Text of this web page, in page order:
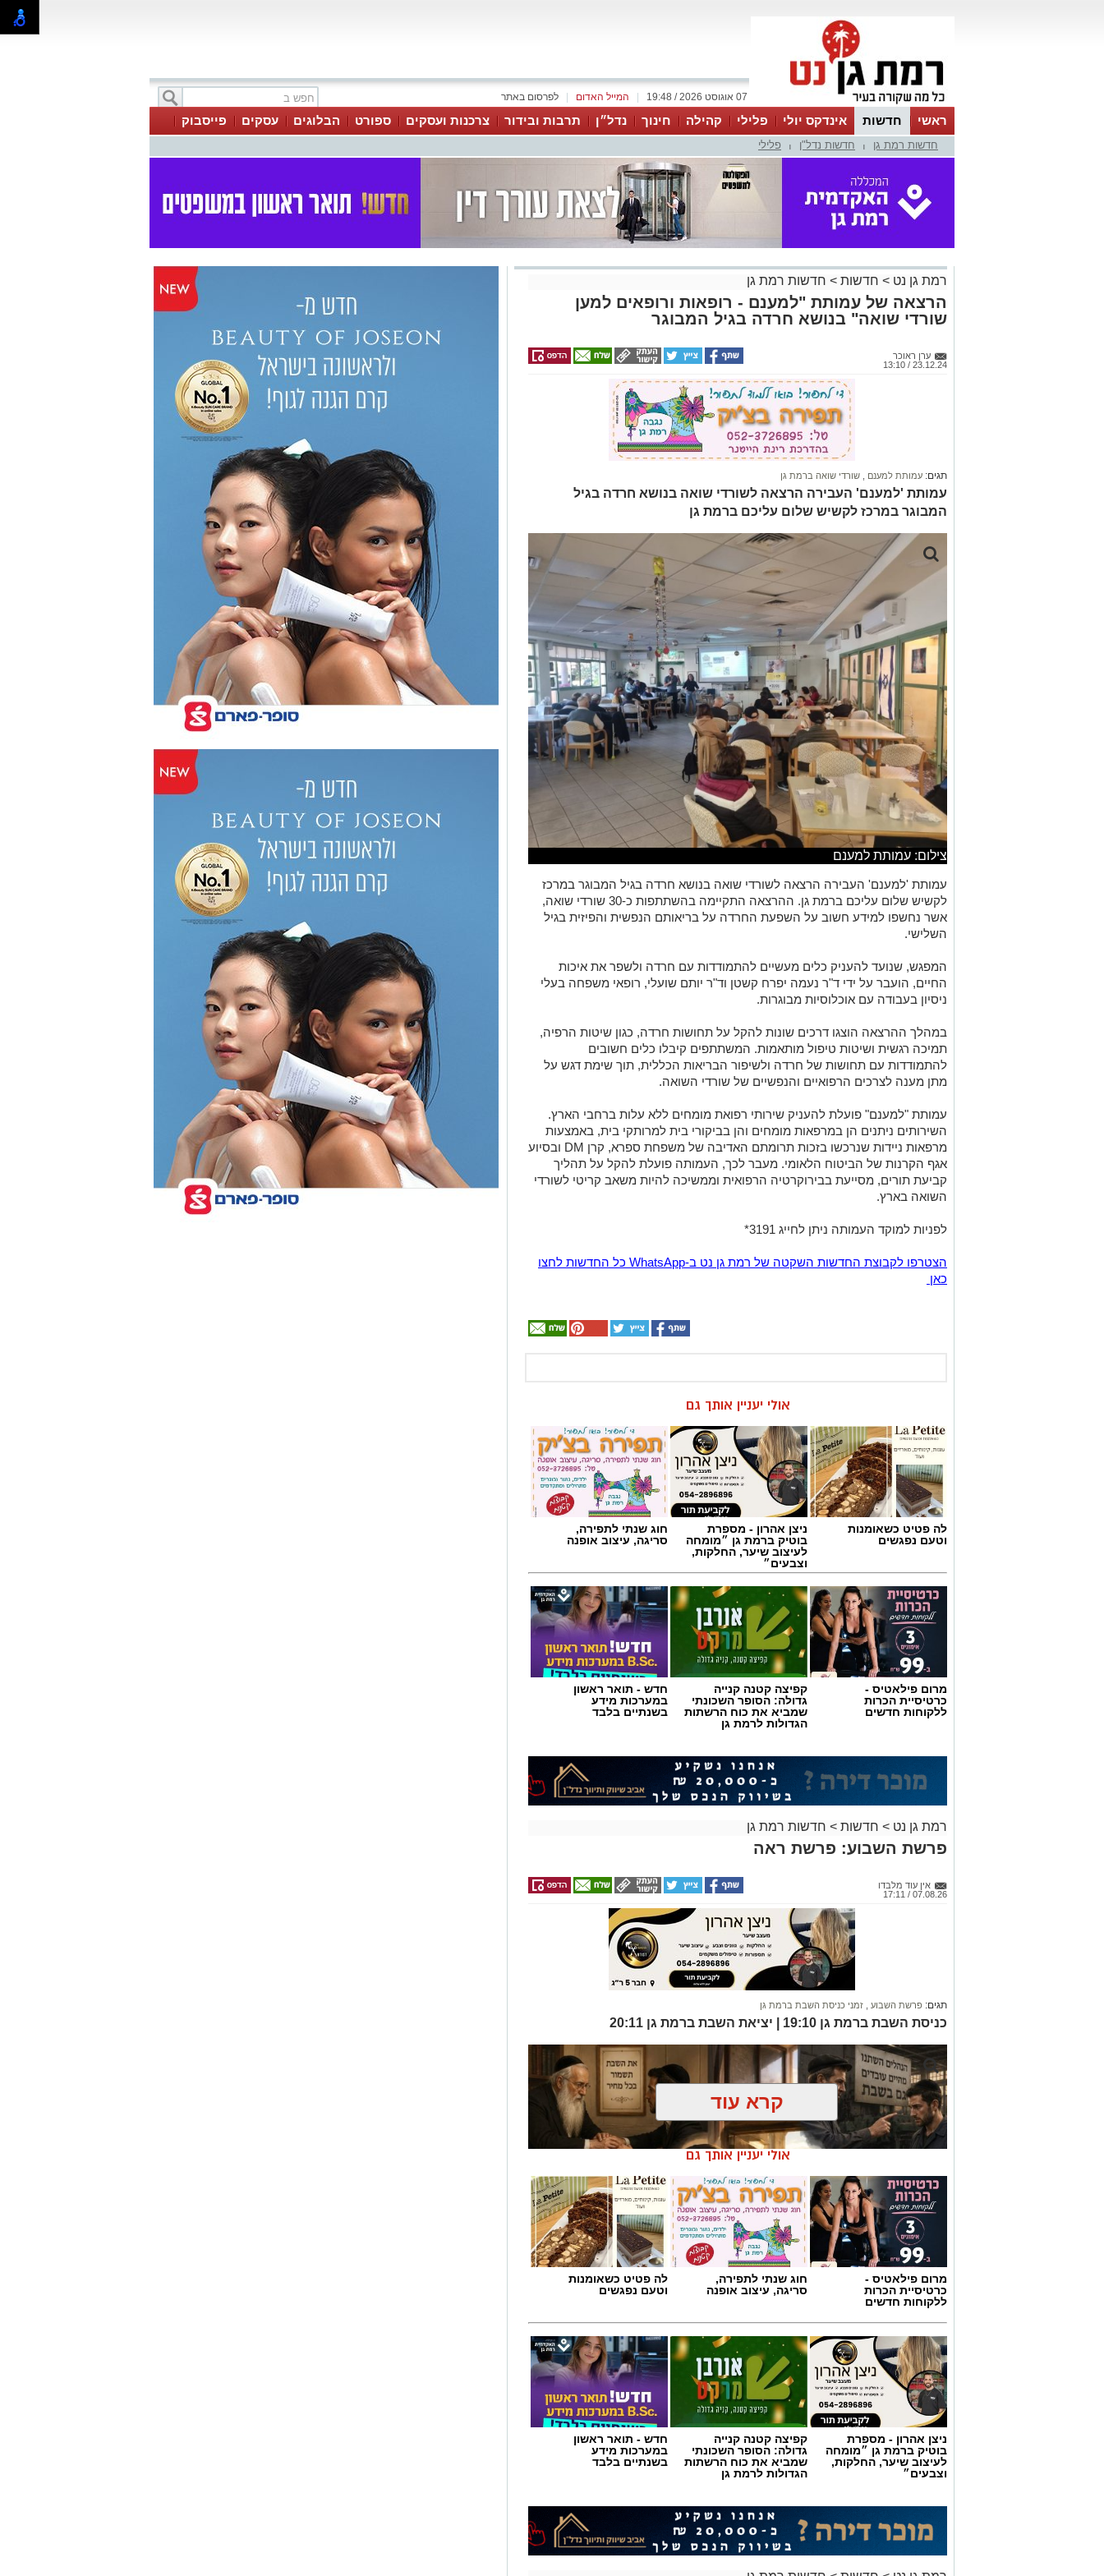
לפרסום באתר המייל האדום 07 אוגוסט 2026 / 19:48
ראשי חדשות אינדקס יולי פלילי קהילה חינוך נדל״ן תרבות ובידור צרכנות ועסקים ספורט הבלוגים עסקים
פייסבוק
ווטסאפ
חדשות רמת גן חדשות נדל"ן פלילי
רמת גן נט > חדשות > חדשות רמת גן
הרצאה של עמותת "למענם - רופאות ורופאים למען
שורדי שואה" בנושא חרדה בגיל המבוגר
ערן ראוכר
23.12.24 / 13:10
תגים: עמותת למענם שורדי שואה ברמת גן
עמותת 'למענם' העבירה הרצאה לשורדי שואה בנושא חרדה בגיל
המבוגר במרכז לקשיש שלום עליכם ברמת גן
צילום: עמותת למענם
עמותת 'למענם' העבירה הרצאה לשורדי שואה בנושא חרדה בגיל המבוגר במרכז
לקשיש שלום עליכם ברמת גן. ההרצאה התקיימה בהשתתפות כ-30 שורדי שואה,
אשר נחשפו למידע חשוב על השפעת החרדה על בריאותם הנפשית והפיזית בגיל
השלישי.
המפגש, שנועד להעניק כלים מעשיים להתמודדות עם חרדה ולשפר את איכות
החיים, הועבר על ידי ד"ר נעמה יפרח קשטן וד"ר יותם שועלי, רופאי משפחה בעלי
ניסיון בעבודה עם אוכלוסיות מבוגרות.
במהלך ההרצאה הוצגו דרכים שונות להקל על תחושות חרדה, כגון שיטות הרפיה,
תמיכה רגשית ושיטות טיפול מותאמות. המשתתפים קיבלו כלים חשובים
להתמודדות עם תחושות של חרדה ולשיפור הבריאות הכללית, תוך שימת דגש על
מתן מענה לצרכים הרפואיים והנפשיים של שורדי השואה.
עמותת "למענם" פועלת להעניק שירותי רפואת מומחים ללא עלות ברחבי הארץ.
השירותים ניתנים הן במרפאות מומחים והן בביקורי בית למרותקי בית, באמצעות
מרפאות ניידות שנרכשו בזכות תרומתם האדיבה של משפחת ספרא, קרן DM ובסיוע
אגף הקרנות של הביטוח הלאומי. מעבר לכך, העמותה פועלת להקל על תהליך
קביעת תורים, מסייעת בבירוקרטיה הרפואית וממשיכה להיות משאב קריטי לשורדי
השואה בארץ.
לפניות למוקד העמותה ניתן לחייג 3191*
הצטרפו לקבוצת החדשות השקטה של רמת גן נט ב-WhatsApp כל החדשות לחצו
כאן
אולי יעניין אותך גם
לה פטיט כשאומנות
וטעם נפגשים
ניצן אהרון - מספרת
בוטיק ברמת גן ״מומחה
לעיצוב שיער, החלקות,
וצבעים״
חוג שנתי לתפירה,
סריגה, עיצוב אופנה
מרום פילאטיס -
כרטיסיית הכרות
ללקוחות חדשים
קפיצה קטנה קנייה
גדולה: הסופר השכונתי
שמביא את כוח הרשתות
הגדולות לרמת גן
חדש - תואר ראשון
במערכות מידע
בשנתיים בלבד
רמת גן נט > חדשות > חדשות רמת גן
פרשת השבוע: פרשת ראה
אין עוד מלבדו
07.08.26 / 17:11
תגים: פרשת השבוע זמני כניסת השבת ברמת גן
כניסת השבת ברמת גן 19:10 | יציאת השבת ברמת גן 20:11
אילוסטרציה AI
הברכה מתחילה הרבה לפני הנס
כולנו ממתינים לנס הגדול.
לישועה.
לרפואה.
לשלום בית.
לפרנסה.
לזיווג.
אנחנו משוכנעים שהברכה תגיע ביום שבו המציאות תשתנה.
אבל פרשת ראה מגלה לנו מבט אחר.
"רְאֵה אָנֹכִי נֹתֵן לִפְנֵיכֶם הַיּוֹם בְּרָכָה..."
קרא עוד
אולי יעניין אותך גם
מרום פילאטיס -
כרטיסיית הכרות
ללקוחות חדשים
חוג שנתי לתפירה,
סריגה, עיצוב אופנה
לה פטיט כשאומנות
וטעם נפגשים
ניצן אהרון - מספרת
בוטיק ברמת גן ״מומחה
לעיצוב שיער, החלקות,
וצבעים״
קפיצה קטנה קנייה
גדולה: הסופר השכונתי
שמביא את כוח הרשתות
הגדולות לרמת גן
חדש - תואר ראשון
במערכות מידע
בשנתיים בלבד